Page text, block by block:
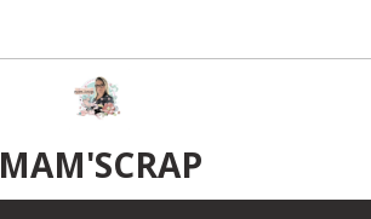
MAM'SCRAP